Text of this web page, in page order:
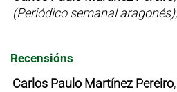
(Periódico semanal aragonés)
Recensións
Carlos Paulo Martínez Pereiro